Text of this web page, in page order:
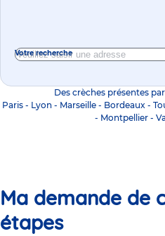
Votre recherche
Des crèches présentes
Paris- Lyon- Marseille- Bordeaux -
- Montpellier-
Ma demande de
étapes